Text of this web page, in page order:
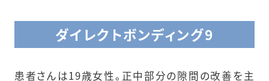
ダイレクトボンディング9
患者さんは19歳女性。正中部分の隙間の改善を主